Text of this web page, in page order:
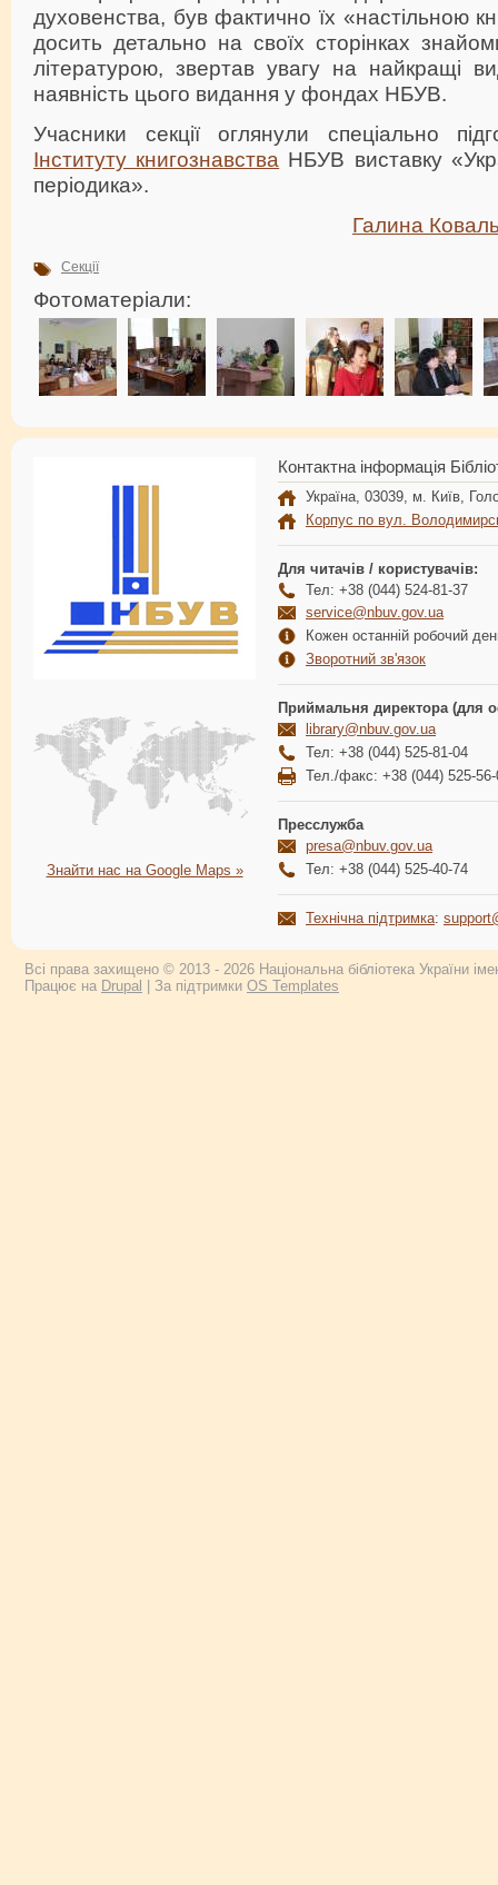
духовенства, був фактично їх «настільною
досить детально на своїх сторінках
літературою, звертав увагу на найкращі
наявність цього видання у фондах НБУВ.
Учасники секції оглянули спеціально
Інституту книгознавства НБУВ виставку
періодика».
Галина
Секції
Фотоматеріали:
Знайти нас на Google Maps »
Контактна інформація
Україна, 03039, м. Київ,
Корпус по вул.
Для читачів / користувачів:
Тел: +38 (044) 524-81-37
service@nbuv.gov.ua
Кожен останній робочий
Зворотний зв'язок
Приймальня директора (для
library@nbuv.gov.ua
Тел: +38 (044) 525-81-04
Тел./факс: +38 (044) 525-56-
Пресслужба
presa@nbuv.gov.ua
Тел: +38 (044) 525-40-74
Технічна підтримка:
Всі права захищено © 2013 - 2026 Національна бібліотека України
Працює на Drupal | За підтримки OS Templates